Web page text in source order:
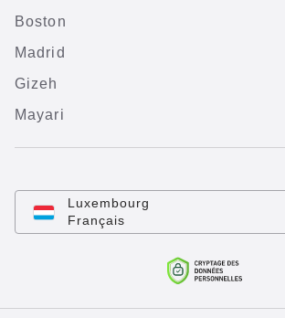
Boston
Madrid
Gizeh
Mayari
Luxembourg
Français